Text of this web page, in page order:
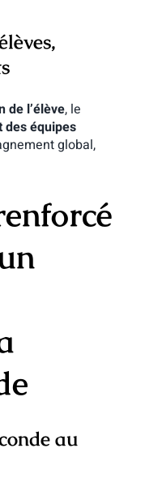
de l’élève, le
des équipes
global,
au